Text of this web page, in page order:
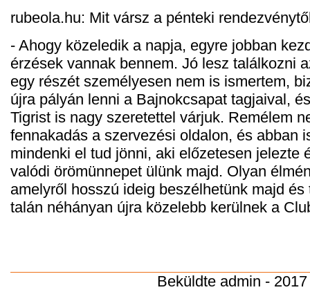
rubeola.hu: Mit vársz a pénteki
- Ahogy közeledik a napja, egyre jobban
érzések vannak bennem. Jó lesz találkozni
egy részét személyesen nem is ismertem,
újra pályán lenni a Bajnokcsapat tagjaival,
Tigrist is nagy szeretettel várjuk. Remélem
fennakadás a szervezési oldalon, és abban
mindenki el tud jönni, aki előzetesen jelezte
valódi örömünnepet ülünk majd. Olyan
amelyről hosszú ideig beszélhetünk majd
talán néhányan újra közelebb kerülnek a
Beküldte admin -